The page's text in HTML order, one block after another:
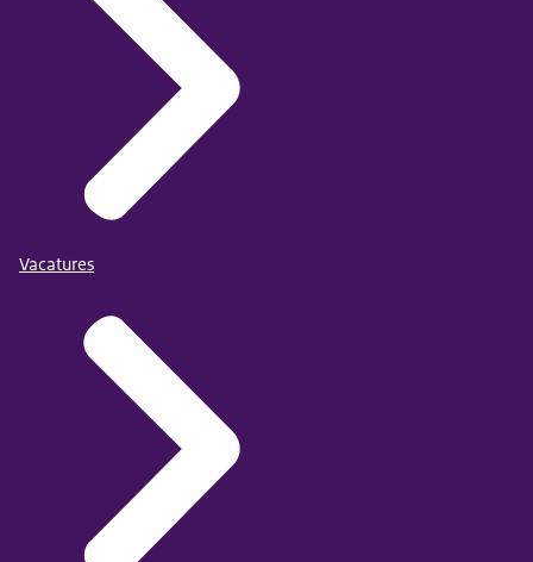
Vacatures